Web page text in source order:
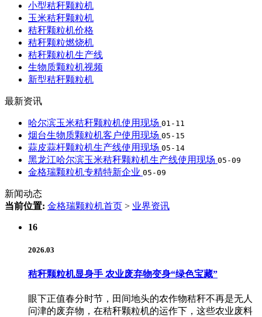
小型秸秆颗粒机
玉米秸秆颗粒机
秸秆颗粒机价格
秸秆颗粒燃烧机
秸秆颗粒机生产线
生物质颗粒机视频
新型秸秆颗粒机
最新资讯
哈尔滨玉米秸秆颗粒机使用现场 01-11
烟台生物质颗粒机客户使用现场 05-15
蒜皮蒜杆颗粒机生产线使用现场 05-14
黑龙江哈尔滨玉米秸秆颗粒机生产线使用现场 05-09
金格瑞颗粒机专精特新企业 05-09
新闻动态
当前位置: 金格瑞颗粒机首页 > 业界资讯
16
2026.03
秸秆颗粒机显身手 农业废弃物变身“绿色宝藏”
眼下正值春分时节，田间地头的农作物秸秆不再是无人
问津的废弃物，在秸秆颗粒机的运作下，这些农业废料